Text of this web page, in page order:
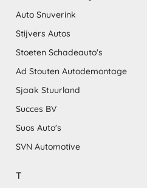
Auto Snuverink
Stijvers Autos
Stoeten Schadeauto's
Ad Stouten Autodemontage
Sjaak Stuurland
Succes BV
Suos Auto's
SVN Automotive
T